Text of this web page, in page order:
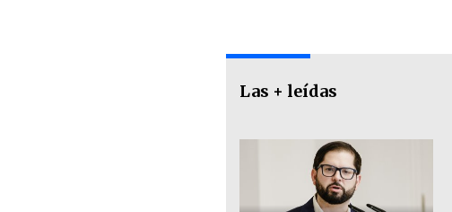
Las + leídas